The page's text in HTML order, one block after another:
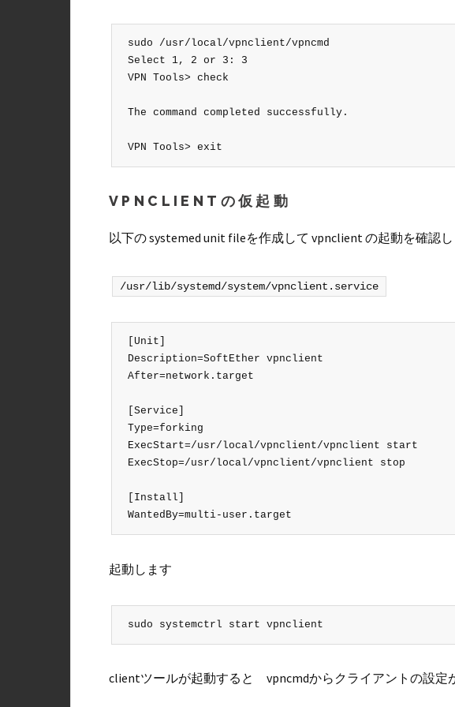
sudo /usr/local/vpnclient/vpncmd
Select 1, 2 or 3: 3
VPN Tools> check
The command completed successfully.
VPN Tools> exit
VPNCLIENTの仮起動
以下の systemed unit fileを作成して vpnclient の起動を確認し
/usr/lib/systemd/system/vpnclient.service
[Unit]
Description=SoftEther vpnclient
After=network.target
[Service]
Type=forking
ExecStart=/usr/local/vpnclient/vpnclient start
ExecStop=/usr/local/vpnclient/vpnclient stop
[Install]
WantedBy=multi-user.target
起動します
sudo systemctrl start vpnclient
clientツールが起動すると vpncmdからクライアントの設定